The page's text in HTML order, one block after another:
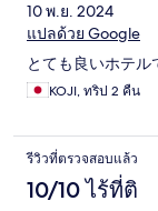
10 พ.ย. 2024
แปลด้วย Google
とても良いホテル
KOJI, ทริป 2 คืน
รีวิวที่ตรวจสอบแล้ว
10/10 ไร้ที่ติ